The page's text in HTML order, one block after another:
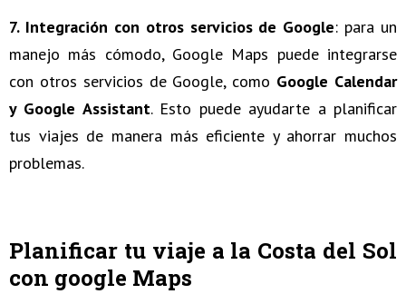
7. Integración con otros servicios de Google: para un
manejo más cómodo, Google Maps puede integrarse
con otros servicios de Google, como Google Calendar
y Google Assistant. Esto puede ayudarte a planificar
tus viajes de manera más eficiente y ahorrar muchos
problemas.
Planificar tu viaje a la Costa del Sol
con google Maps